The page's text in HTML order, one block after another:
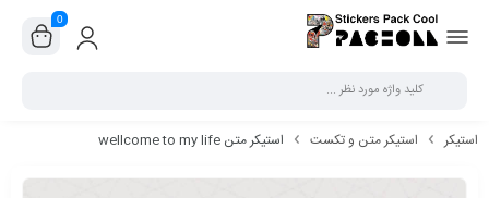
0
استیکر استیکر متن و تکست استیکر متن wellcome to my life